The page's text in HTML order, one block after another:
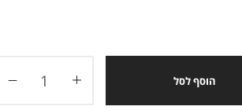
הוסף לסל